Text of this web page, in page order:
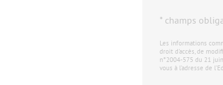
* champs
Les informations
droit d'accès, de
n°2004-575 du 21
vous à l’adresse de